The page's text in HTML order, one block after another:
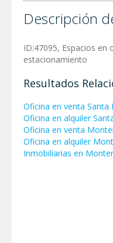
Descripción
ID:47095, Espacios
estacionamiento
Resultados
Oficina en venta Santa
Oficina en alquiler
Oficina en venta
Oficina en alquiler
Inmobiliarias en